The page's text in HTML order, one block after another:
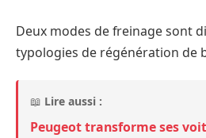
Deux modes de freinage sont
typologies de régénération de
📖 Lire aussi :
Peugeot transforme ses